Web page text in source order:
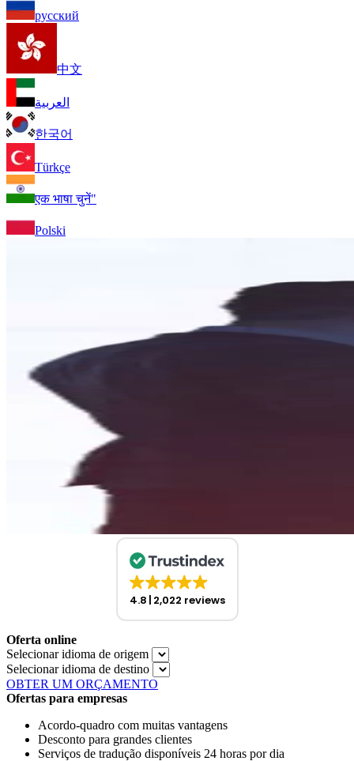
русский
中文
العربية
한국어
Türkçe
एक भाषा चुनें"
Polski
4.8 2,022 reviews
Oferta online
Selecionar idioma de origem
Selecionar idioma de destino
OBTER UM ORÇAMENTO
Ofertas para empresas
Acordo-quadro com muitas vantagens
Desconto para grandes clientes
Serviços de tradução disponíveis 24 horas por dia